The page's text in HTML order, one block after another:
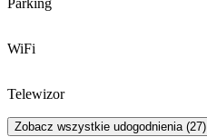
Parking
WiFi
Telewizor
Zobacz wszystkie udogodnienia (27)